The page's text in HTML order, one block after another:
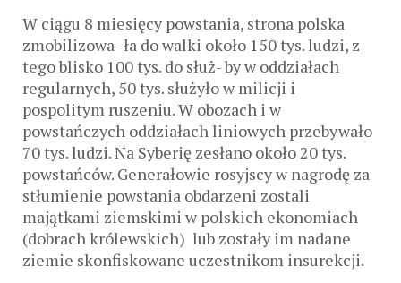
W ciągu 8 miesięcy powstania, strona polska
zmobilizowa- ła do walki około 150 tys. ludzi, z
tego blisko 100 tys. do służ- by w oddziałach
regularnych, 50 tys. służyło w milicji i
pospolitym ruszeniu. W obozach i w
powstańczych oddziałach liniowych przebywało
70 tys. ludzi. Na Syberię zesłano około 20 tys.
powstańców. Generałowie rosyjscy w nagrodę za
stłumienie powstania obdarzeni zostali
majątkami ziemskimi w polskich ekonomiach
(dobrach królewskich) lub zostały im nadane
ziemie skonfiskowane uczestnikom insurekcji.